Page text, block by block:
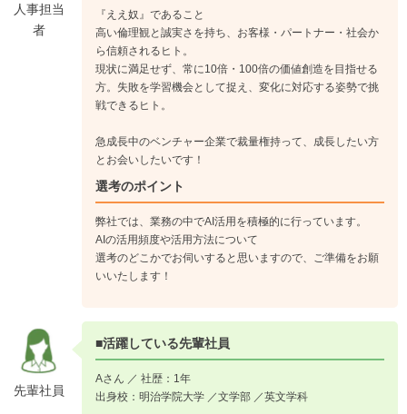
人事担当
者
『ええ奴』であること
高い倫理観と誠実さを持ち、お客様・パートナー・社会か
ら信頼されるヒト。
現状に満足せず、常に10倍・100倍の価値創造を目指せる
方。失敗を学習機会として捉え、変化に対応する姿勢で挑
戦できるヒト。
急成長中のベンチャー企業で裁量権持って、成長したい方
とお会いしたいです！
選考のポイント
弊社では、業務の中でAI活用を積極的に行っています。
AIの活用頻度や活用方法について
選考のどこかでお伺いすると思いますので、ご準備をお願
いいたします！
先輩社員
■活躍している先輩社員
Aさん ／ 社歴：1年
出身校：明治学院大学 ／文学部 ／英文学科